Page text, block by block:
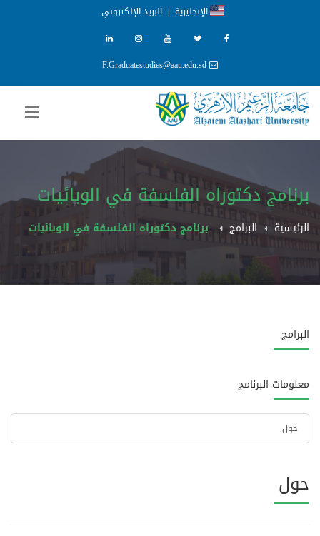
الإنجليزية | البريد الإلكتروني
F.Graduatestudies@aau.edu.sd
برنامج دكتوراه الفلسفة في الوبائيات
الرئيسية البرامج برنامج دكتوراه الفلسفة في الوبائيات
البرامج
معلومات البرنامج
حول
حول